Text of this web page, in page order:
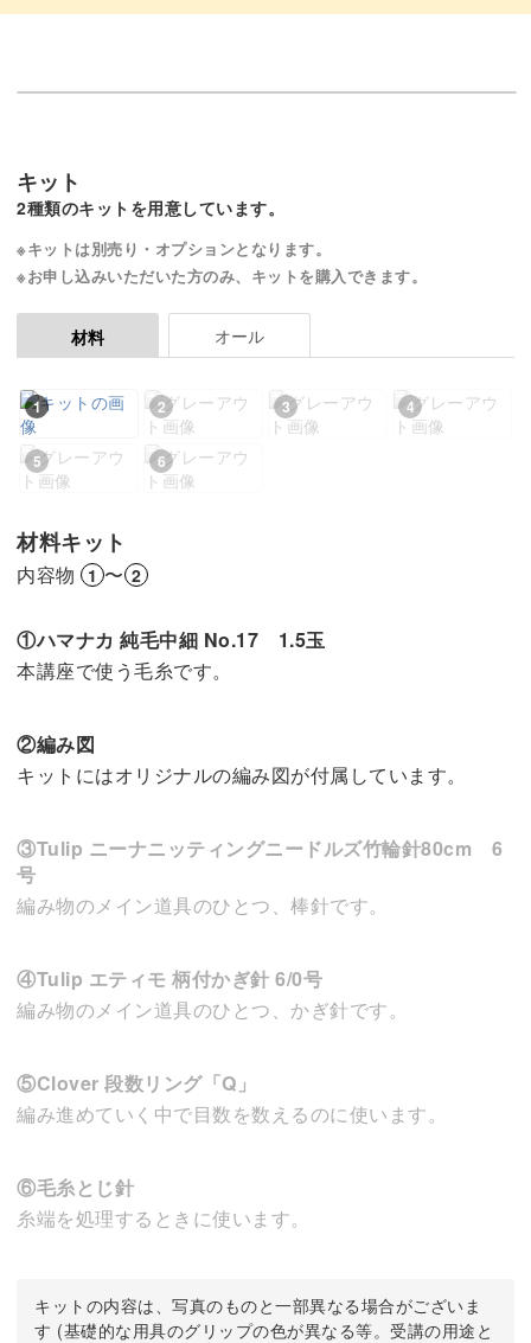
キット
2種類のキットを用意しています。
※キットは別売り・オプションとなります。
※お申し込みいただいた方のみ、キットを購入できます。
材料 オール
1 2 3 4
5 6
材料キット
内容物 1 〜 2
①ハマナカ 純毛中細 No.17 1.5玉
本講座で使う毛糸です。
②編み図
キットにはオリジナルの編み図が付属しています。
③Tulip ニーナニッティングニードルズ竹輪針80cm 6
号
編み物のメイン道具のひとつ、棒針です。
④Tulip エティモ 柄付かぎ針 6/0号
編み物のメイン道具のひとつ、かぎ針です。
⑤Clover 段数リング「Q」
編み進めていく中で目数を数えるのに使います。
⑥毛糸とじ針
糸端を処理するときに使います。
キットの内容は、写真のものと一部異なる場合がございま
す (基礎的な用具のグリップの色が異なる等。受講の用途と